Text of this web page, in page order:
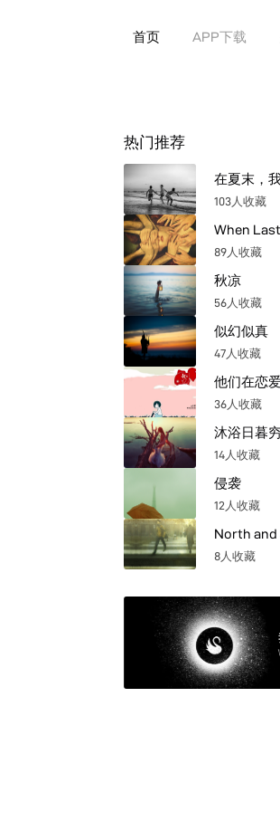
首页 APP下载
热门推荐
在夏末，
103人收藏
When
89人收藏
秋凉
56人收藏
似幻似真
47人收藏
他们在恋
36人收藏
沐浴日暮
14人收藏
侵袭
12人收藏
North and
8人收藏